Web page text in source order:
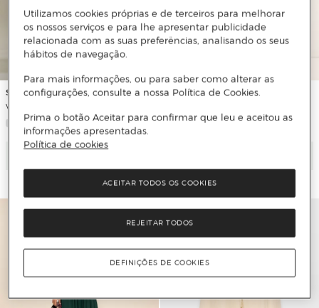
Sfera
Vestido Entrançado com Flores
Sfera
Utilizamos cookies próprias e de terceiros para melhorar
os nossos serviços e para lhe apresentar publicidade
relacionada com as suas preferências, analisando os seus
hábitos de navegação.
Para mais informações, ou para saber como alterar as
configurações, consulte a nossa Política de Cookies.
Prima o botão Aceitar para confirmar que leu e aceitou as
informações apresentadas.
Política de cookies
REJEITAR TODOS
ACEITAR TODOS OS COOKIES
DEFINIÇÕES DE COOKIES